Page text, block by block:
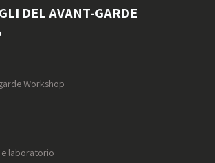
DEL AVANT-GARDE
Workshop
laboratorio